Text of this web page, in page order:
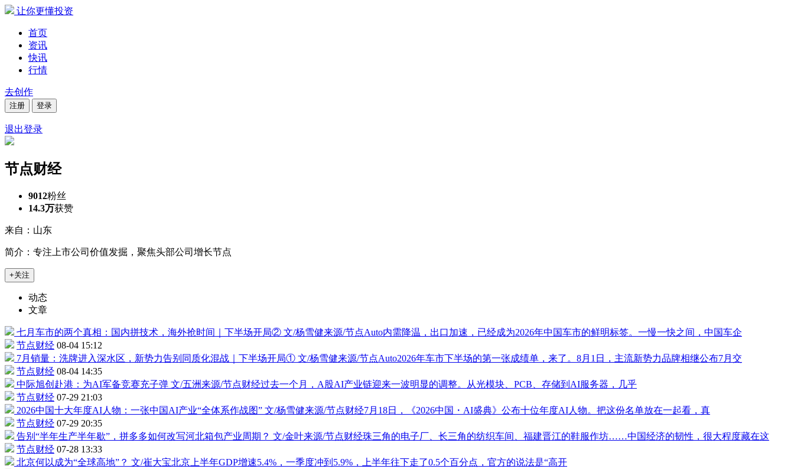
让你更懂投资
首页
资讯
快讯
行情
去创作
注册 登录
退出登录
节点财经
9012粉丝
14.3万获赞
来自：山东
简介：专注上市公司价值发掘，聚焦头部公司增长节点
+关注
动态
文章
七月车市的两个真相：国内拼技术，海外抢时间｜下半场开局② 文/杨雪健来源/节点Auto内需降温，出口加速，已经成为2026年中国车市的鲜明标签。一慢一快之间，中国车企
节点财经 08-04 15:12
7月销量：洗牌进入深水区，新势力告别同质化混战｜下半场开局① 文/杨雪健来源/节点Auto2026年车市下半场的第一张成绩单，来了。8月1日，主流新势力品牌相继公布7月交
节点财经 08-04 14:35
中际旭创 赴港：为AI军备竞赛充子弹 文/五洲来源/节点财经过去一个月，A股AI产业链迎来一波明显的调整。从光模块、PCB、存储到AI服务器，几乎
节点财经 07-29 21:03
2026中国十大年度AI人物：一张中国AI产业“全体系作战图” 文/杨雪健来源/节点财经7月18日，《2026中国・AI盛典》公布十位年度AI人物。把这份名单放在一起看，真
节点财经 07-29 20:35
告别“半年生产半年歇”，拼多多如何改写河北箱包产业周期？ 文/金叶来源/节点财经珠三角的电子厂、长三角的纺织车间、福建晋江的鞋服作坊……中国经济的韧性，很大程度藏在这
节点财经 07-28 13:33
北京何以成为“全球高地”？ 文/崔大宝北京上半年GDP增速5.4%，一季度冲到5.9%，上半年往下走了0.5个百分点，官方的说法是“高开